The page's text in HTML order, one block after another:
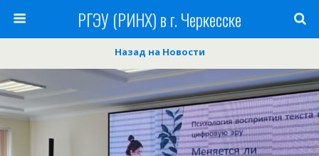
РГЭУ (РИНХ) в г. Черкесске
Назад на Новости